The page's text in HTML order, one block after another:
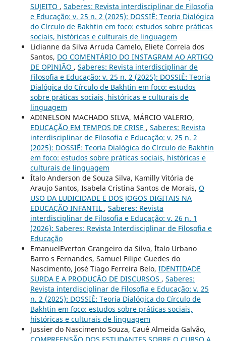
SUJEITO , Saberes: Revista interdisciplinar de Filosofia
e Educação: v. 25 n. 2 (2025): DOSSIÊ: Teoria Dialógica
do Círculo de Bakhtin em foco: estudos sobre práticas
sociais, históricas e culturais de linguagem
Lidianne da Silva Arruda Camelo, Eliete Correia dos
Santos, DO COMENTÁRIO DO INSTAGRAM AO ARTIGO
DE OPINIÃO , Saberes: Revista interdisciplinar de
Filosofia e Educação: v. 25 n. 2 (2025): DOSSIÊ: Teoria
Dialógica do Círculo de Bakhtin em foco: estudos
sobre práticas sociais, históricas e culturais de
linguagem
ADINELSON MACHADO SILVA, MÁRCIO VALERIO,
EDUCAÇÃO EM TEMPOS DE CRISE , Saberes: Revista
interdisciplinar de Filosofia e Educação: v. 25 n. 2
(2025): DOSSIÊ: Teoria Dialógica do Círculo de Bakhtin
em foco: estudos sobre práticas sociais, históricas e
culturais de linguagem
Ítalo Anderson de Souza Silva, Kamilly Vitória de
Araujo Santos, Isabela Cristina Santos de Morais, O
USO DA LUDICIDADE E DOS JOGOS DIGITAIS NA
EDUCAÇÃO INFANTIL , Saberes: Revista
interdisciplinar de Filosofia e Educação: v. 26 n. 1
(2026): Saberes: Revista Interdisciplinar de Filosofia e
Educação
EmanuelEverton Grangeiro da Silva, Ítalo Urbano
Barro s Fernandes, Samuel Filipe Guedes do
Nascimento, José Tiago Ferreira Belo, IDENTIDADE
SURDA E A PRODUÇÃO DE DISCURSOS , Saberes:
Revista interdisciplinar de Filosofia e Educação: v. 25
n. 2 (2025): DOSSIÊ: Teoria Dialógica do Círculo de
Bakhtin em foco: estudos sobre práticas sociais,
históricas e culturais de linguagem
Jussier do Nascimento Souza, Cauê Almeida Galvão,
COMPREENSÃO DOS ESTUDANTES SOBRE O CURSO A